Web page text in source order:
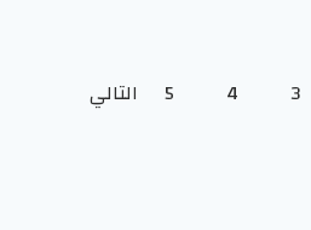
Posts
3
4
5 التالي